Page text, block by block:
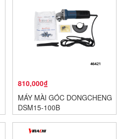
810,000₫
MÁY MÀI GÓC DONGCHENG
DSM15-100B